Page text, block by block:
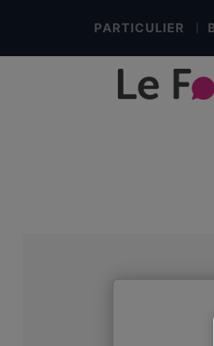
PARTICULIER